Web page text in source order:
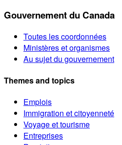
Gouvernement du Canada
Toutes les coordonnées
Ministères et organismes
Au sujet du gouvernement
Themes and topics
Emplois
Immigration et citoyenneté
Voyage et tourisme
Entreprises